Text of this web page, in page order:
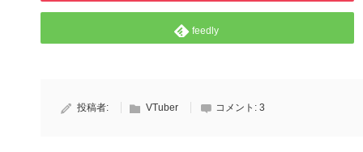
feedly
投稿者: VTuber コメント: 3